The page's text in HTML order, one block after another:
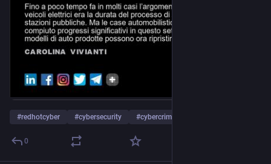
#redhotcyber #cybersecurity #cybercrime
0